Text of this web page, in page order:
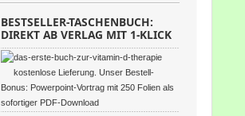
BESTSELLER-TASCHENBUCH:
DIREKT AB VERLAG MIT 1-KLICK
kostenlose Lieferung. Unser Bestell-
Bonus: Powerpoint-Vortrag mit 250 Folien als
sofortiger PDF-Download